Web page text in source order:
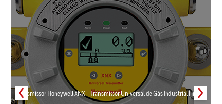
Transmissor Honeywell XNX – Transmissor Universal de Gás Industrial | Inmar